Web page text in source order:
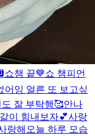
쇼챔 끝💙쇼 챔피언
어잉 얼른 또 보고싶
도 잘 부탁행🥰안나
이 힘내보자💕사랑
랑해 오늘 하루 모습